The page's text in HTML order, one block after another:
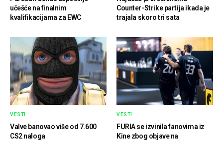
učešće na finalnim
kvalifikacijama za EWC
Counter-Strike partija ikada je
trajala skoro tri sata
VESTI
Valve banovao više od 7.600
CS2 naloga
VESTI
FURIA se izvinila fanovima iz
Kine zbog objave na